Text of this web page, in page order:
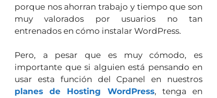
porque nos ahorran trabajo y tiempo que son
muy valorados por usuarios no tan
entrenados en cómo instalar WordPress.
Pero, a pesar que es muy cómodo, es
importante que si alguien está pensando en
usar esta función del Cpanel en nuestros
planes de Hosting WordPress, tenga en